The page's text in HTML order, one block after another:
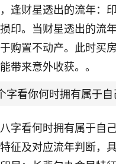
逢财星透出的流年：
印。当财星透出的流
购置不动产。此时买
带来意外收获。。
字看你何时拥有属于
字看何时拥有属于自
征及对应流年判断，
要么生意不好，生意好的
败光了，真是倒霉！我也
：你可以找老师看看，
当空赵：我也做餐饮的
风水、还有开业日子，
境不好，但是我家生意
老师做了补财库，希望